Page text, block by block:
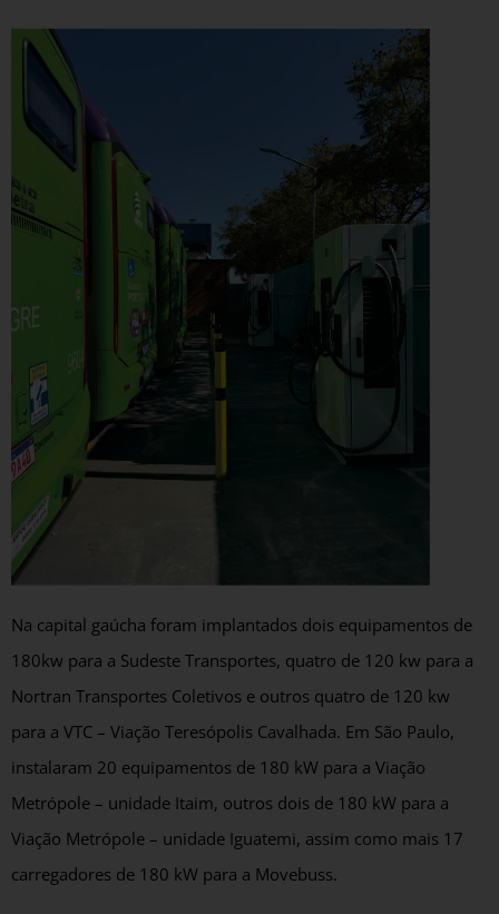
Na capital gaúcha foram implantados dois equipamentos de
180kw para a Sudeste Transportes, quatro de 120 kw para a
Nortran Transportes Coletivos e outros quatro de 120 kw
para a VTC – Viação Teresópolis Cavalhada. Em São Paulo,
instalaram 20 equipamentos de 180 kW para a Viação
Metrópole – unidade Itaim, outros dois de 180 kW para a
Viação Metrópole – unidade Iguatemi, assim como mais 17
carregadores de 180 kW para a Movebuss.